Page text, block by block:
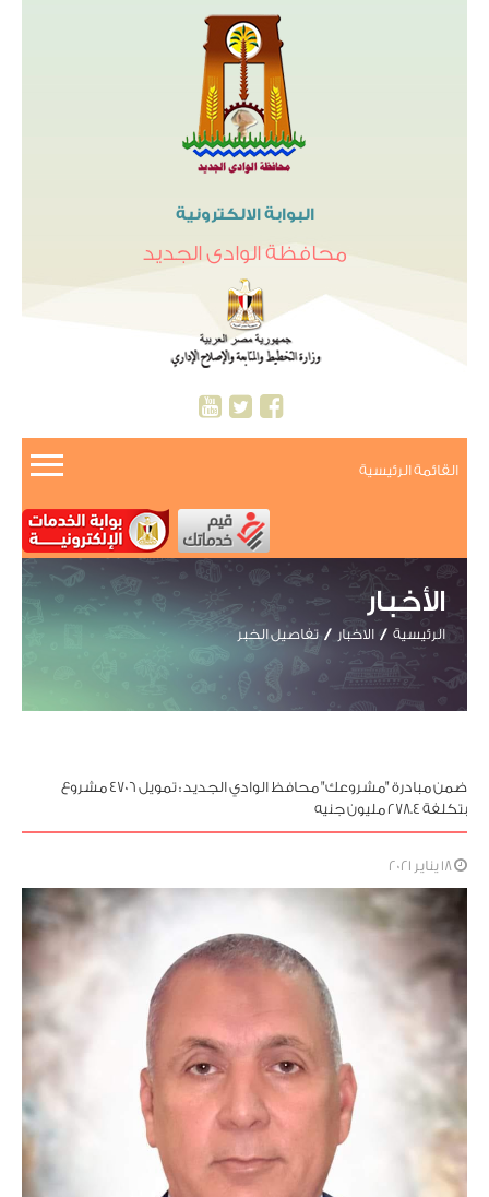
البوابة الالكترونية
محافظة الوادى الجديد
القائمة الرئيسية
الأخبار
الرئيسية الاخبار تفاصيل الخبر
ضمن مبادرة "مشروعك" محافظ الوادي الجديد : تمويل ٤٧٠٦ مشروع
بتكلفة ٢٧٨.٤ مليون جنيه